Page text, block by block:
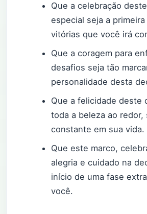
Que a celebração
especial seja a
vitórias que você irá
Que a coragem para
desafios seja tão
personalidade desta
Que a felicidade deste
toda a beleza ao redor,
constante em sua vida.
Que este marco,
alegria e cuidado na
início de uma fase
você.